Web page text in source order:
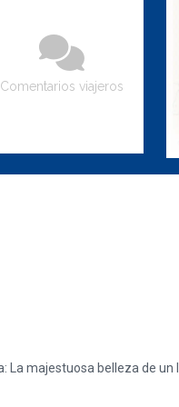
Comentarios viajeros